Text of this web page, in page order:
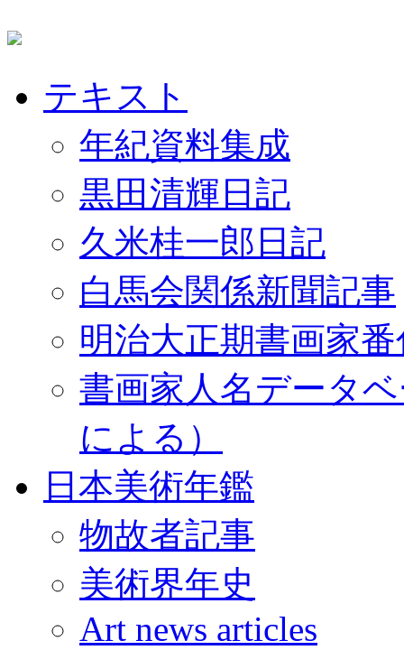
テキスト
年紀資料集成
黒田清輝日記
久米桂一郎日記
白馬会関係新聞記事
明治大正期書画家
書画家人名データ
による）
日本美術年鑑
物故者記事
美術界年史
Art news articles